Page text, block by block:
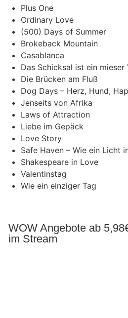
Plus One
Ordinary Love
(500) Days of Summer
Brokeback Mountain
Casablanca
Das Schicksal ist ein mieser
Die Brücken am Fluß
Dog Days – Herz, Hund,
Jenseits von Afrika
Laws of Attraction
Liebe im Gepäck
Love Story
Safe Haven – Wie ein Licht
Shakespeare in Love
Valentinstag
Wie ein einziger Tag
WOW Angebote ab
im Stream